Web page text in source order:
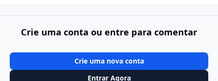
Crie uma conta ou entre para comentar
Crie uma nova conta
Entrar Agora